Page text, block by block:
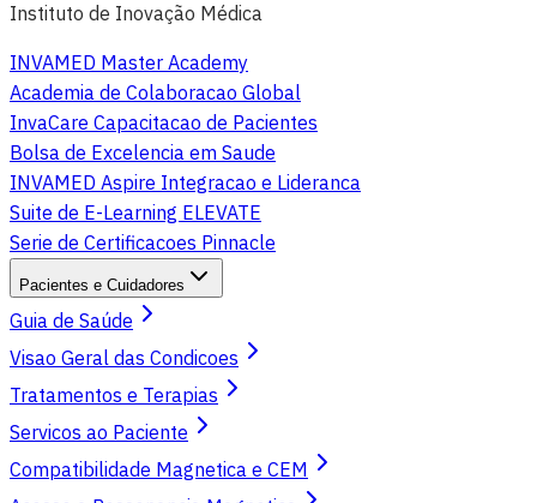
Instituto de Inovação Médica
INVAMED Master Academy
Academia de Colaboracao Global
InvaCare Capacitacao de Pacientes
Bolsa de Excelencia em Saude
INVAMED Aspire Integracao e Lideranca
Suite de E-Learning ELEVATE
Serie de Certificacoes Pinnacle
Pacientes e Cuidadores
Guia de Saúde
Visao Geral das Condicoes
Tratamentos e Terapias
Servicos ao Paciente
Compatibilidade Magnetica e CEM